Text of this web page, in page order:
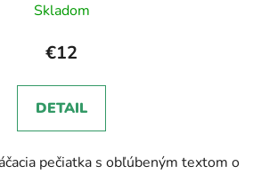
Skladom
€12
DETAIL
pečiatka s obľúbeným textom o